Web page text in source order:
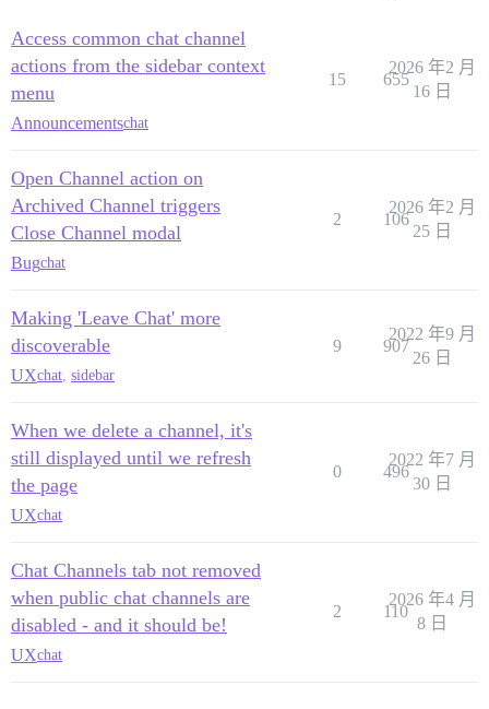
Access common chat channel
actions from the sidebar context
menu
Announcementschat
15 655
2026 年2 月
16 日
Open Channel action on
Archived Channel triggers
Close Channel modal
Bugchat
2 106
2026 年2 月
25 日
Making 'Leave Chat' more
discoverable
UXchat, sidebar
9 907
2022 年9 月
26 日
When we delete a channel, it's
still displayed until we refresh
the page
UXchat
0 496
2022 年7 月
30 日
Chat Channels tab not removed
when public chat channels are
disabled - and it should be!
UXchat
2 110
2026 年4 月
8 日